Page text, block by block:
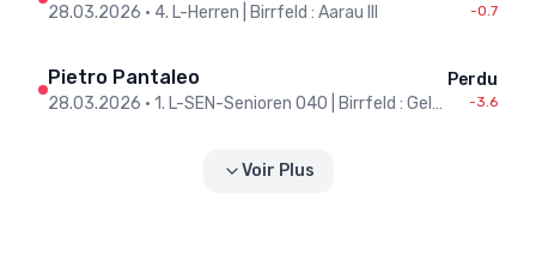
28.03.2026 • 4. L-Herren | Birrfeld : Aarau III -0.7
Pietro Pantaleo
28.03.2026 • 1. L-SEN-Senioren O40 | Birrfeld : Gelterkinden
Perdu
-3.6
Voir Plus